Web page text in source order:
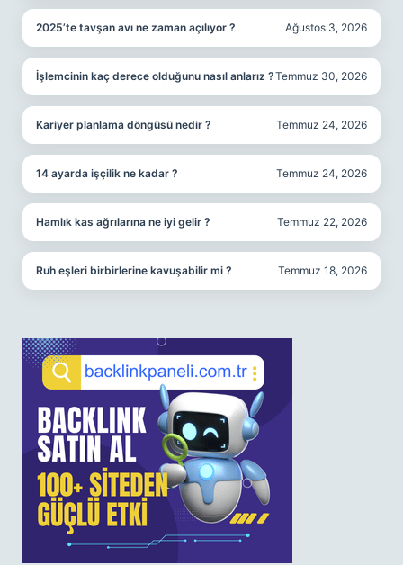
2025’te tavşan avı ne zaman açılıyor ? Ağustos 3, 2026
İşlemcinin kaç derece olduğunu nasıl anlarız ?Temmuz 30, 2026
Kariyer planlama döngüsü nedir ? Temmuz 24, 2026
14 ayarda işçilik ne kadar ? Temmuz 24, 2026
Hamlık kas ağrılarına ne iyi gelir ? Temmuz 22, 2026
Ruh eşleri birbirlerine kavuşabilir mi ? Temmuz 18, 2026